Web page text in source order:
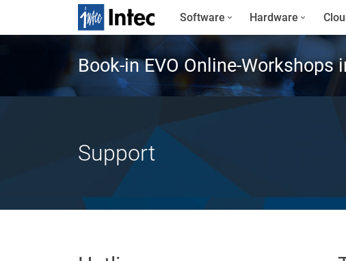
Software Hardware
Book-in EVO Online-Workshops
Support